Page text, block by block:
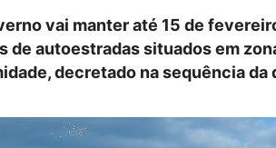
vai manter até 15 de
de autoestradas situados em
decretado na sequência da